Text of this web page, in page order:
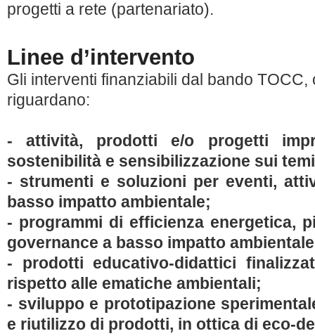
progetti a rete (partenariato).
Linee d’intervento
Gli interventi finanziabili dal bando
riguardano:
- attività, prodotti e/o progetti
sostenibilità e sensibilizzazione sui
- strumenti e soluzioni per eventi,
basso impatto ambientale;
- programmi di efficienza energetica,
governance a basso impatto
- prodotti educativo-didattici
rispetto alle ematiche ambientali;
- sviluppo e prototipazione
e riutilizzo di prodotti, in ottica di eco-